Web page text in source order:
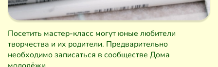
Посетить мастер-класс могут юные любители
творчества и их родители. Предварительно
необходимо записаться в сообществе Дома